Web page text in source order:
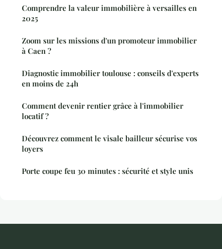
Comprendre la valeur immobilière à versailles en
2025
Zoom sur les missions d'un promoteur immobilier
à Caen ?
Diagnostic immobilier toulouse : conseils d'experts
en moins de 24h
Comment devenir rentier grâce à l'immobilier
locatif ?
Découvrez comment le visale bailleur sécurise vos
loyers
Porte coupe feu 30 minutes : sécurité et style unis